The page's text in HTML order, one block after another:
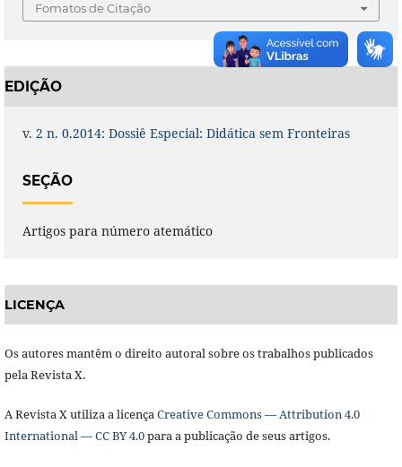
Fomatos de Citação
EDIÇÃO
v. 2 n. 0.2014: Dossiê Especial: Didática sem Fronteiras
SEÇÃO
Artigos para número atemático
LICENÇA
Os autores mantêm o direito autoral sobre os trabalhos publicados
pela Revista X.
A Revista X utiliza a licençaCreative Commons — Attribution 4.0
International — CC BY 4.0para a publicação de seus artigos.